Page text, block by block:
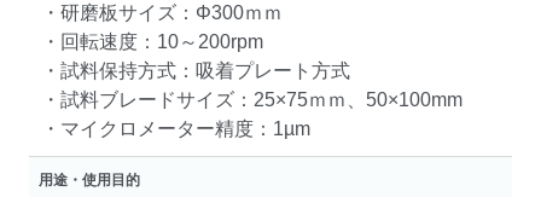
・研磨板サイズ：Φ300ｍｍ
・回転速度：10～200rpm
・試料保持方式：吸着プレート方式
・試料ブレードサイズ：25×75ｍｍ、50×100mm
・マイクロメーター精度：1µm
用途・使用目的